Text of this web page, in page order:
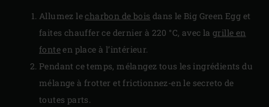
Allumez lecharbon de bois dans le Big Green Egg et
faites chauffer ce dernier à 220 °C, avec la grille en
fonteen place à l’intérieur.
Pendant ce temps, mélangez tous les ingrédients du
mélange à frotter et frictionnez-en le secreto de
toutes parts.